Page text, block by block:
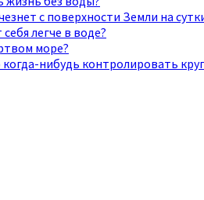
с поверхности Земли на
легче в воде?
море?
нибудь контролировать